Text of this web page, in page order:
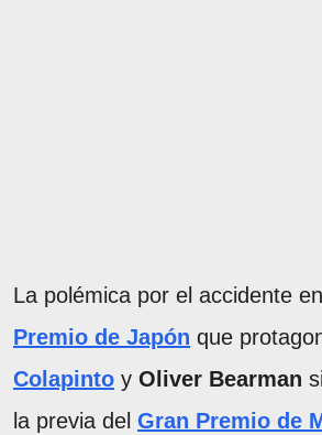
La polémica por el accidente
Premio de Japón que
Colapinto y Oliver Bearman
la previa del Gran Premio de